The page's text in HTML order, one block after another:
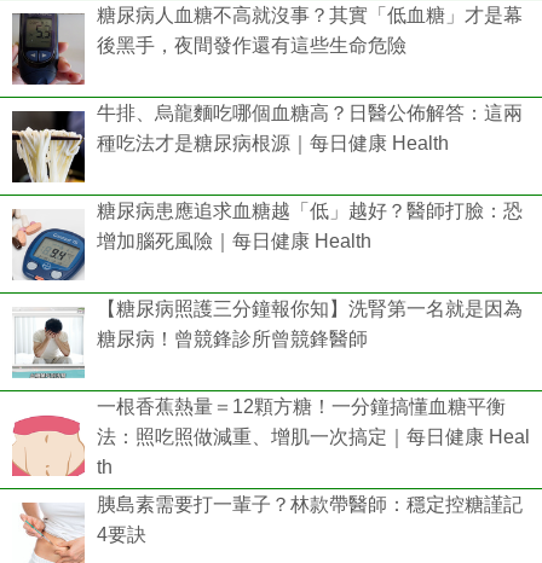
糖尿病人血糖不高就沒事？其實「低血糖」才是幕
後黑手，夜間發作還有這些生命危險
牛排、烏龍麵吃哪個血糖高？日醫公佈解答：這兩
種吃法才是糖尿病根源｜每日健康 Health
糖尿病患應追求血糖越「低」越好？醫師打臉：恐
增加腦死風險｜每日健康 Health
【糖尿病照護三分鐘報你知】洗腎第一名就是因為
糖尿病！曾競鋒診所曾競鋒醫師
一根香蕉熱量＝12顆方糖！一分鐘搞懂血糖平衡
法：照吃照做減重、增肌一次搞定｜每日健康 Heal
th
胰島素需要打一輩子？林款帶醫師：穩定控糖謹記
4要訣